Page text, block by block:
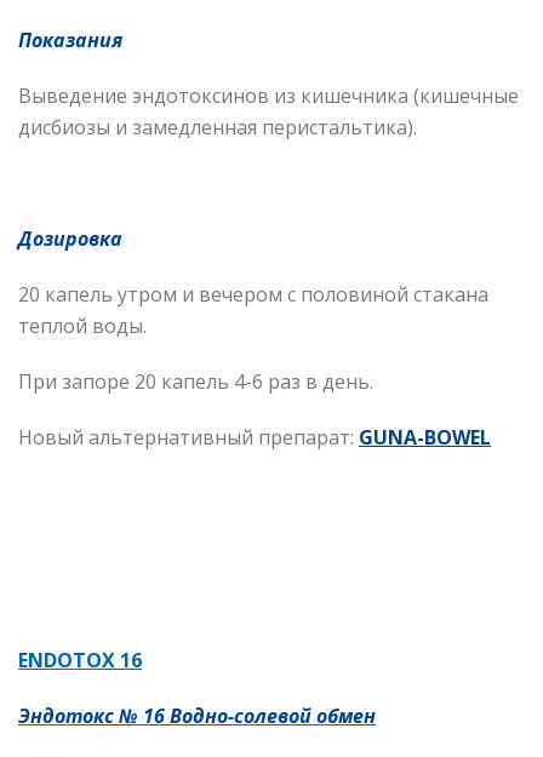
Показания
Выведение эндотоксинов из кишечника (кишечные
дисбиозы и замедленная перистальтика).
Дозировка
20 капель утром и вечером с половиной стакана
теплой воды.
При запоре 20 капель 4-6 раз в день.
Новый альтернативный препарат: GUNA-BOWEL
ENDOTOX 16
Эндотокс № 16 Водно-солевой обмен